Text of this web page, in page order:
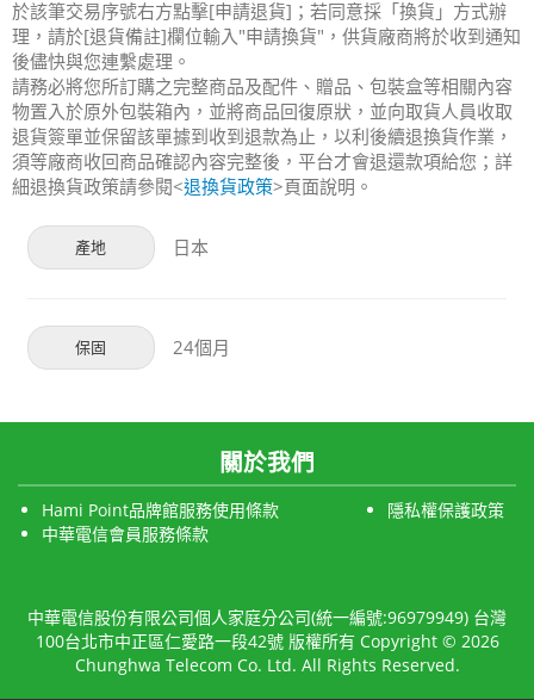
於該筆交易序號右方點擊[申請退貨]；若同意採「換貨」方式辦
理，請於[退貨備註]欄位輸入"申請換貨"，供貨廠商將於收到通知
後儘快與您連繫處理。
請務必將您所訂購之完整商品及配件、贈品、包裝盒等相關內容
物置入於原外包裝箱內，並將商品回復原狀，並向取貨人員收取
退貨簽單並保留該單據到收到退款為止，以利後續退換貨作業，
須等廠商收回商品確認內容完整後，平台才會退還款項給您；詳
細退換貨政策請參閱<退換貨政策>頁面說明。
產地 日本
保固 24個月
關於我們
Hami Point品牌館服務使用條款
隱私權保護政策
中華電信會員服務條款
中華電信股份有限公司個人家庭分公司(統一編號:96979949) 台灣
100台北市中正區仁愛路一段42號 版權所有 Copyright © 2026
Chunghwa Telecom Co. Ltd. All Rights Reserved.